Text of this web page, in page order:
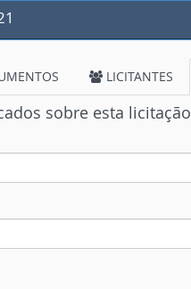
LICITANTES
sobre esta licitação